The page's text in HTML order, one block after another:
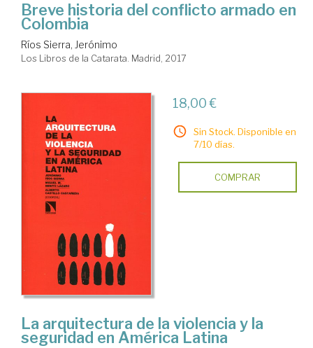
Breve historia del conflicto armado en
Colombia
Ríos Sierra, Jerónimo
Los Libros de la Catarata. Madrid, 2017
18,00 €
Sin Stock. Disponible en
7/10 días.
COMPRAR
La arquitectura de la violencia y la
seguridad en América Latina